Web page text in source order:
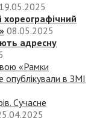
19.05.2025
08.05.2025
адресну
«‎Рамки
опублікували в ЗМІ
Сучасне